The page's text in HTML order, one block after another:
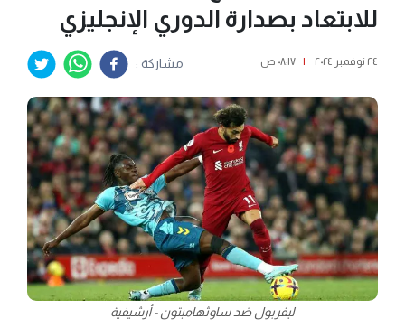
للابتعاد بصدارة الدوري الإنجليزي
٢٤ نوفمبر ٢٠٢٤ | ٠٨:١٧ ص مشاركة :
ليفربول ضد ساوثهامبتون - أرشيفية